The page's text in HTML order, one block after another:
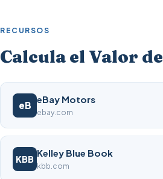
RECURSOS
Calcula el Valor
eB eBay Motors
ebay.com
KBB
Kelley Blue Book
kbb.com